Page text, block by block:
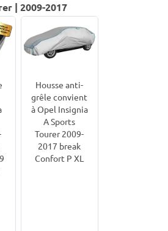
| 2009-2017
Housse anti-
grêle convient
à Opel Insignia
A Sports
Tourer 2009-
2017 break
Confort P XL